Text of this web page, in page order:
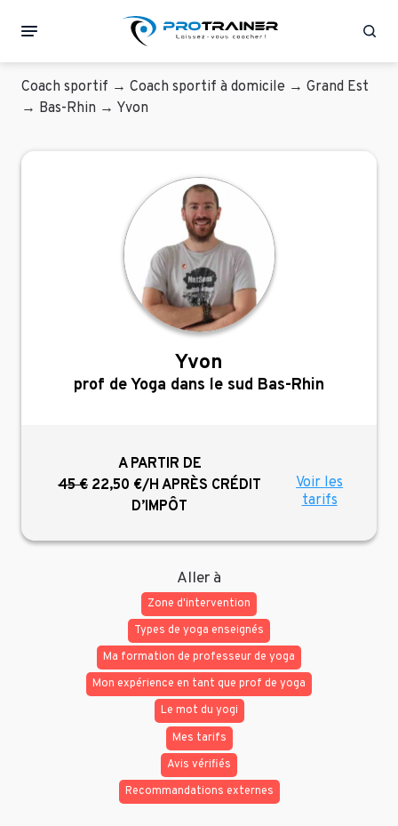
Coach sportif → Coach sportif à domicile → Grand Est
→ Bas-Rhin → Yvon
Yvon
prof de Yoga dans le sud Bas-Rhin
A PARTIR DE
45 € 22,50 €/HAPRÈS CRÉDIT
D’IMPÔT
Voir les
tarifs
Aller à
Zone d'intervention
Types de yoga enseignés
Ma formation de professeur de yoga
Mon expérience en tant que prof de yoga
Le mot du yogi
Mes tarifs
Avis vérifiés
Recommandations externes